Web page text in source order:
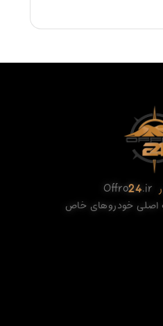
Offro24.ir
اصلی خودروهای خاص